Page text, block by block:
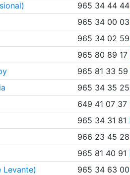
965 34 44 44
965 34 00 03
965 34 02 59
965 80 89 17
965 81 33 59
965 34 35 25
649 41 07 37
965 34 31 81
966 23 45 28
965 81 40 91
Levante)
965 34 63 00